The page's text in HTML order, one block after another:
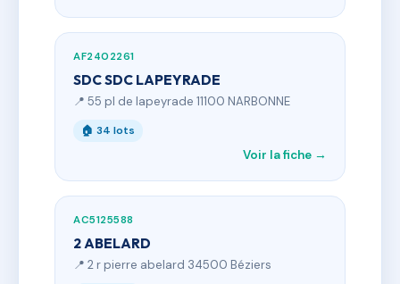
AF2402261
SDC SDC LAPEYRADE
📍 55 pl de lapeyrade 11100 NARBONNE
🏠 34 lots
Voir la fiche →
AC5125588
2 ABELARD
📍 2 r pierre abelard 34500 Béziers